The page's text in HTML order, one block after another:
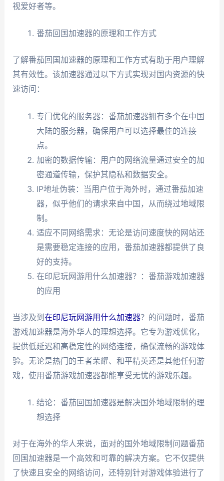
视爱好者等。
番茄回国加速器的原理和工作方式
了解番茄回国加速器的原理和工作方式有助于用户理解
其有效性。该加速器通过以下方式实现对国内资源的快
速访问：
专门优化的服务器：番茄加速器拥有多个在中国
大陆的服务器，确保用户可以选择最佳的连接
点。
加密的数据传输：用户的网络流量通过安全的加
密通道传输，保护其隐私和数据安全。
IP地址伪装：当用户位于海外时，通过番茄加速
器，似乎他们的请求来自中国，从而绕过地域限
制。
适应不同网络需求：无论是访问速度快的网站还
是需要稳定连接的应用，番茄加速器都提供了良
好的支持。
在印尼玩网游用什么加速器？：番茄游戏加速器
的应用
当涉及到在印尼玩网游用什么加速器？的问题时，番茄
游戏加速器是海外华人的理想选择。它专为游戏优化，
提供低延迟和高稳定性的网络连接，确保流畅的游戏体
验。无论是热门的王者荣耀、和平精英还是其他任何游
戏，使用番茄游戏加速器都能享受无忧的游戏乐趣。
结论：番茄回国加速器是解决国外地域限制的理
想选择
对于在海外的华人来说，面对的国外地域限制问题番茄
回国加速器是一个高效和可靠的解决方案。它不仅提供
了快速且安全的网络访问，还特别针对游戏体验进行了